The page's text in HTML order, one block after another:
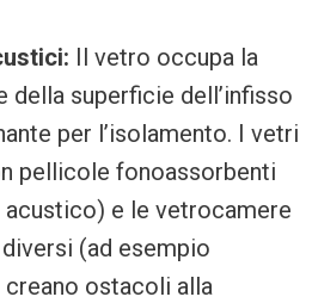
Il vetro occupa la
della superficie dell’infisso
per l’isolamento. I vetri
pellicole fonoassorbenti
e le vetrocamere
(ad esempio
ostacoli alla